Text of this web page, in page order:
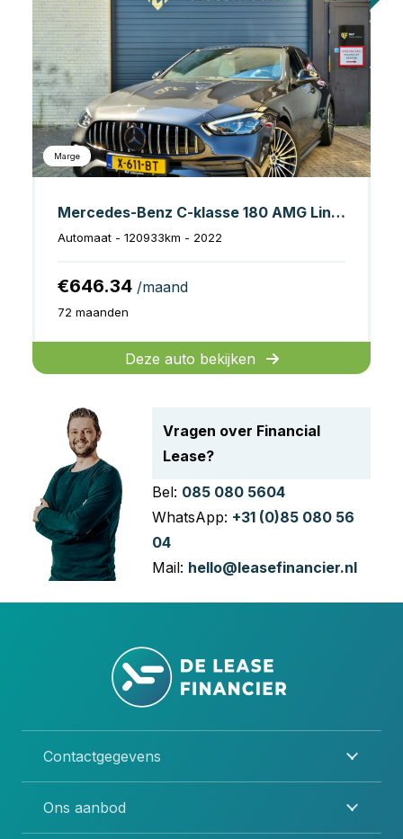
Marge
Mercedes-Benz C-klasse 180 AMG Line | Burmester | Wit leder | Pano
Automaat - 120933km - 2022
€646.34 /maand
72 maanden
Deze auto bekijken
Vragen over Financial
Lease?
Bel: 085 080 5604
WhatsApp: +31 (0)85 080 56
04
Mail: hello@leasefinancier.nl
Contactgegevens
Ons aanbod